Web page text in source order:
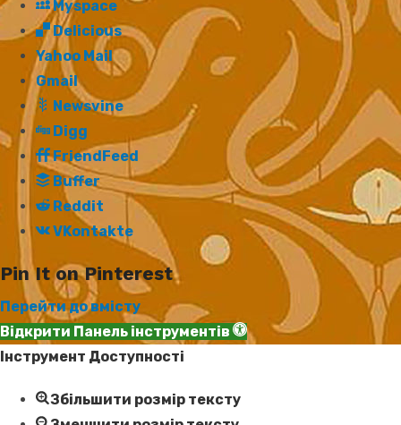
Myspace
Delicious
Yahoo Mail
Gmail
Newsvine
Digg
FriendFeed
Buffer
Reddit
VKontakte
Pin It on Pinterest
Перейти до вмісту
Відкрити Панель інструментів
Інструмент Доступності
Збільшити розмір тексту